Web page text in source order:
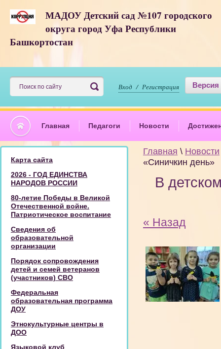
МАДОУ Детский сад №107 городского
округа город Уфа Республики
Башкортостан
Вход / Регистрация
Главная Педагоги Новости
Главная \ Новости
«Синичкин день»
В
« Назад
Карта сайта
2026 - ГОД ЕДИНСТВА
НАРОДОВ РОССИИ
80-летие Победы в Великой
Отечественной войне.
Патриотическое воспитание
Сведения об
образовательной
организации
Порядок сопровождения
детей и семей ветеранов
(участников) СВО
Федеральная
образовательная программа
ДОУ
Этнокультурные центры в
ДОО
Языковой клуб